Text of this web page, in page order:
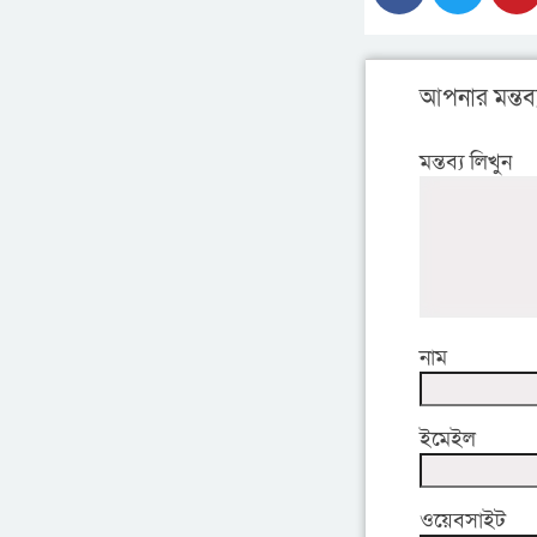
আপনার
মন্তব্য লিখুন
নাম
ইমেইল
ওয়েবসাইট